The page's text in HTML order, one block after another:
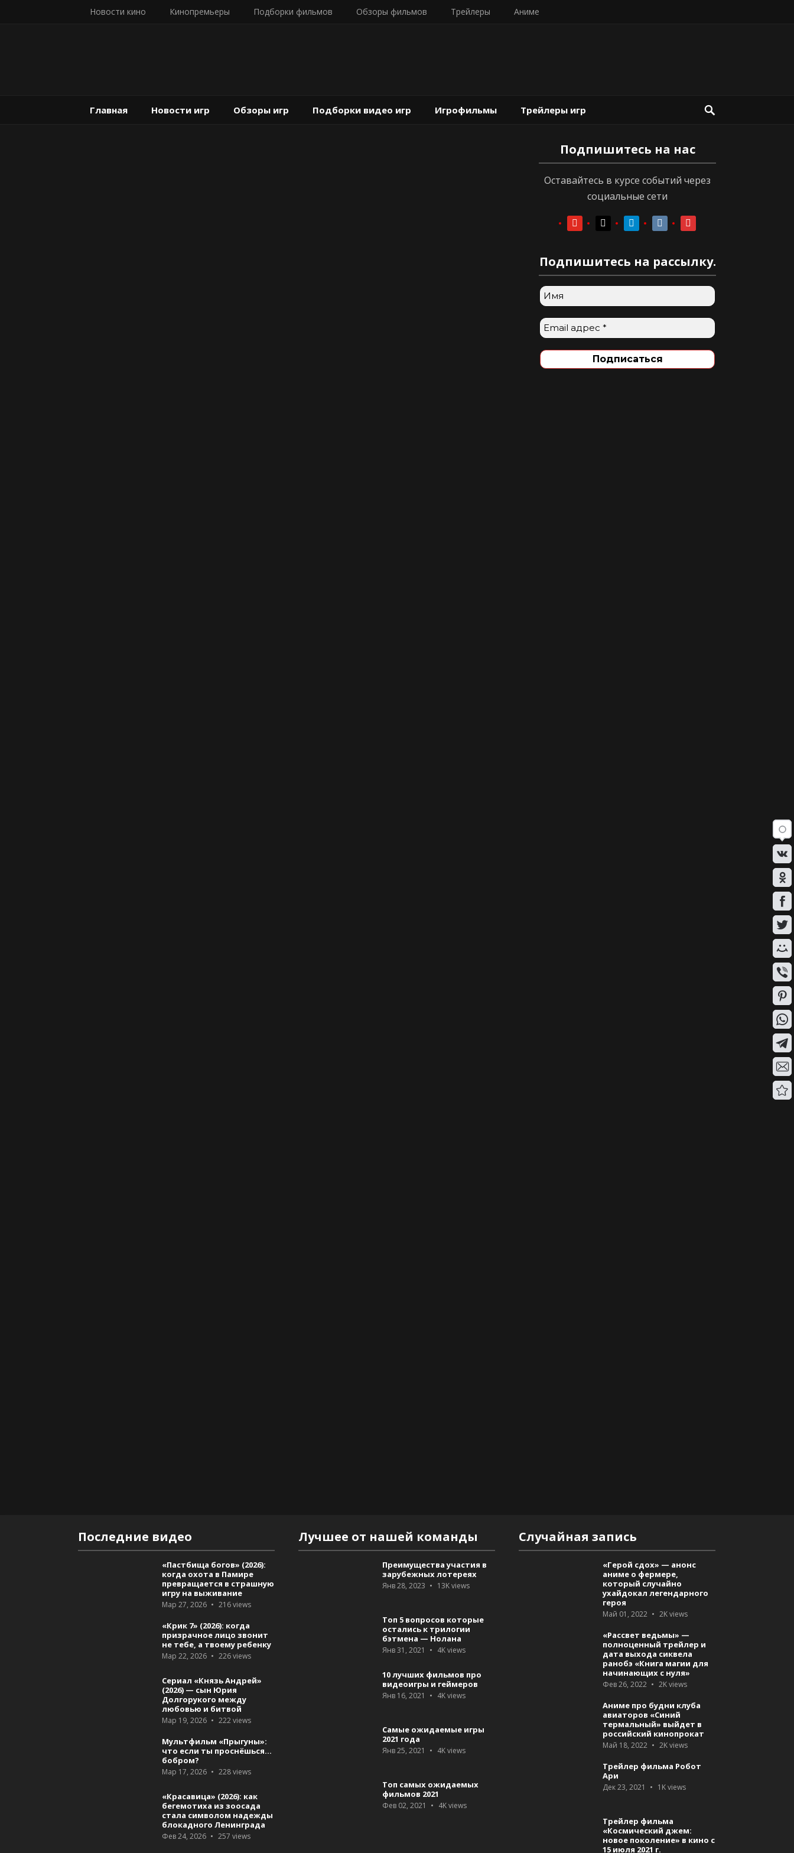
Новости кино Кинопремьеры Подборки фильмов Обзоры фильмов Трейлеры Аниме
Главная Новости игр Обзоры игр Подборки видео игр Игрофильмы Трейлеры игр
Подпишитесь на нас
Оставайтесь в курсе событий через
социальные сети
youtubeyoutubetelegramvkontaktevkontakte
Подпишитесь на рассылку.
Последние видео
«Пастбища богов» (2026):
когда охота в Памире
превращается в страшную
игру на выживание
Мар 27, 2026 216views
«Крик 7» (2026): когда
призрачное лицо звонит
не тебе, а твоему ребенку
Мар 22, 2026 226views
Сериал «Князь Андрей»
(2026) — сын Юрия
Долгорукого между
любовью и битвой
Мар 19, 2026 222views
Мультфильм «Прыгуны»:
что если ты проснёшься…
бобром?
Мар 17, 2026 228views
«Красавица» (2026): как
бегемотиха из зоосада
стала символом надежды
блокадного Ленинграда
Фев 24, 2026 257 views
Лучшее от нашей команды
Преимущества участия в
зарубежных лотереях
Янв 28, 2023 13Kviews
Топ 5 вопросов которые
остались к трилогии
бэтмена — Нолана
Янв 31, 2021 4Kviews
10 лучших фильмов про
видеоигры и геймеров
Янв 16, 2021 4Kviews
Самые ожидаемые игры
2021 года
Янв 25, 2021 4Kviews
Топ самых ожидаемых
фильмов 2021
Фев 02, 2021 4Kviews
Случайная запись
«Герой сдох» — анонс
аниме о фермере,
который случайно
ухайдокал легендарного
героя
Май 01, 2022 2Kviews
«Рассвет ведьмы» —
полноценный трейлер и
дата выхода сиквела
ранобэ «Книга магии для
начинающих с нуля»
Фев 26, 2022 2Kviews
Аниме про будни клуба
авиаторов «Синий
термальный» выйдет в
российский кинопрокат
Май 18, 2022 2Kviews
Трейлер фильма Робот
Ари
Дек 23, 2021 1Kviews
Трейлер фильма
«Космический джем:
новое поколение» в кино с
15 июля 2021 г.